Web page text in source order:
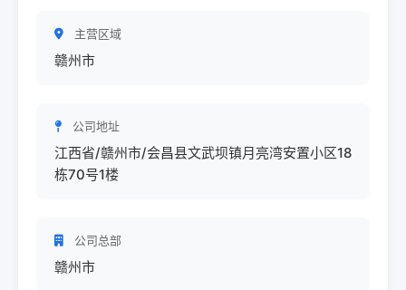
主营区域
赣州市
公司地址
江西省/赣州市/会昌县文武坝镇月亮湾安置小区18
栋70号1楼
公司总部
赣州市